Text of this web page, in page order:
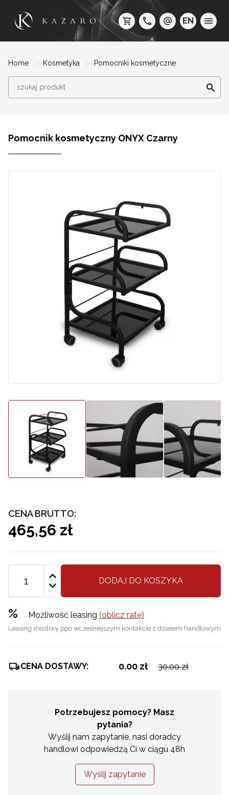
EN
Home Kosmetyka Pomocniki kosmetyczne
Pomocnik kosmetyczny ONYX Czarny
CENA BRUTTO:
465,56 zł
DODAJ DO KOSZYKA
% Możliwość leasing (oblicz ratę)
Leasing możliwy ppo wcześniejszym kontakcie z działem handlowym
CENA DOSTAWY: 0.00 zł 30.00 zł
Potrzebujesz pomocy? Masz
pytania?
Wyślij nam zapytanie, nasi doradcy
handlowi odpowiedzą Ci w ciągu 48h
Wyślij zapytanie